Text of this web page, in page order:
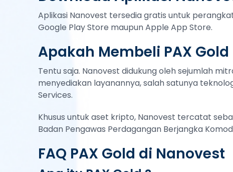
Aplikasi Nanovest tersedia gratis untuk
Google Play Store maupun Apple App Store.
Apakah Membeli PAX
Tentu saja. Nanovest didukung oleh sejumlah
menyediakan layanannya, salah satunya
Services.
Khusus untuk aset kripto, Nanovest tercatat
Badan Pengawas Perdagangan Berjangka
FAQ PAX Gold di Nanovest